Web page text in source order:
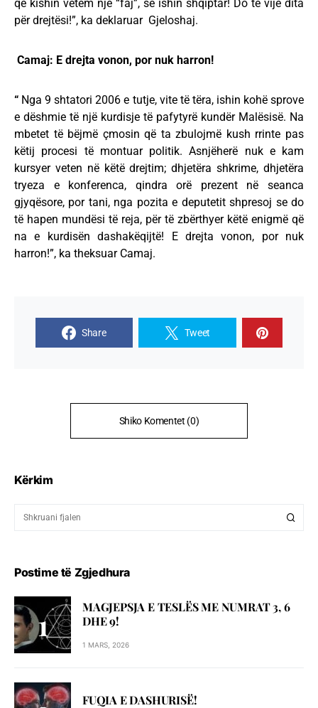
që kishin vetëm një “faj”, se ishin shqiptar! Do të vijë dita
për drejtësi!”, ka deklaruar Gjeloshaj.
Camaj: E drejta vonon, por nuk harron!
“ Nga 9 shtatori 2006 e tutje, vite të tëra, ishin kohë sprove
e dëshmie të një kurdisje të pafytyrë kundër Malësisë. Na
mbetet të bëjmë çmosin që ta zbulojmë kush rrinte pas
këtij procesi të montuar politik. Asnjëherë nuk e kam
kursyer veten në këtë drejtim; dhjetëra shkrime, dhjetëra
tryeza e konferenca, qindra orë prezent në seanca
gjyqësore, por tani, nga pozita e deputetit shpresoj se do
të hapen mundësi të reja, për të zbërthyer këtë enigmë që
na e kurdisën dashakëqijtë! E drejta vonon, por nuk
harron!”, ka theksuar Camaj.
Share Tweet
Shiko Komentet (0)
Kërkim
Postime të Zgjedhura
MAGJEPSJA E TESLËS ME NUMRAT 3, 6
DHE 9!
1 MARS, 2026
FUQIA E DASHURISË!